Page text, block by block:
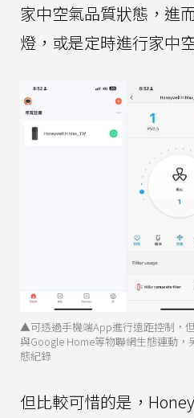
家中空氣品質狀態，進
燈，或是定時進行家中
▲可透過手機端App進行遠距控制，
與Google Home等物聯網生態連動
態紀錄
但比較可惜的是，